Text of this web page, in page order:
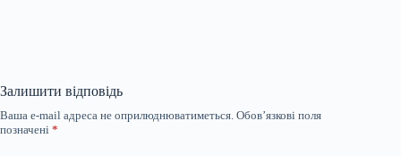
Залишити відповідь
Ваша e-mail адреса не оприлюднюватиметься. Обов’язкові поля
позначені *